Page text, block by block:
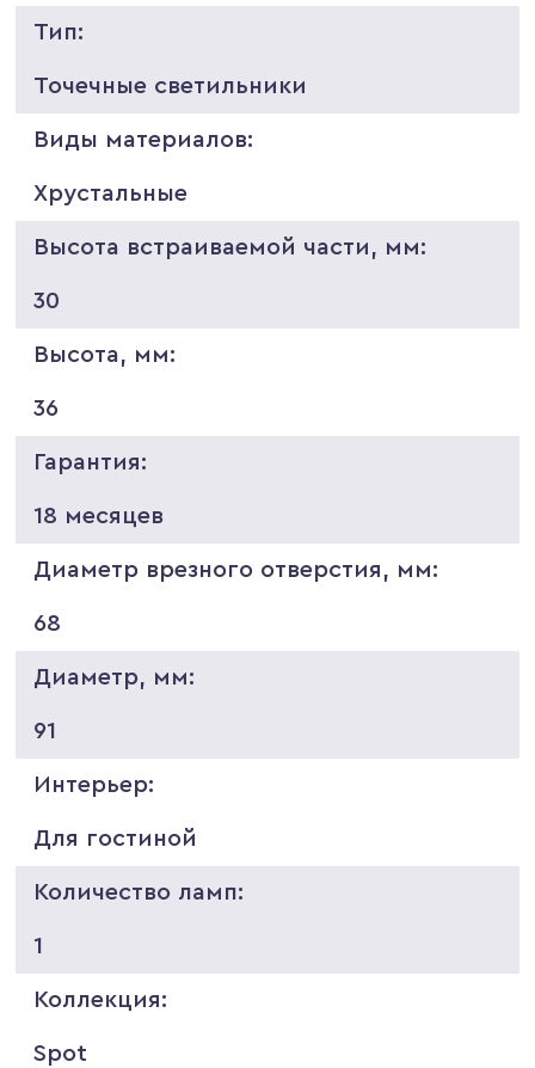
Тип:
Точечные светильники
Виды материалов:
Хрустальные
Высота встраиваемой части, мм:
30
Высота, мм:
36
Гарантия:
18 месяцев
Диаметр врезного отверстия, мм:
68
Диаметр, мм:
91
Интерьер:
Для гостиной
Количество ламп:
1
Коллекция:
Spot